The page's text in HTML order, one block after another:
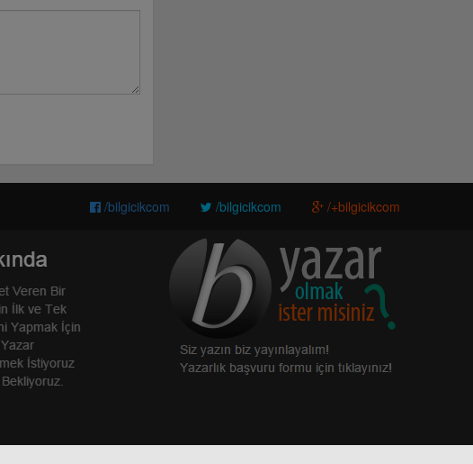
/bilgicikcom /bilgicikcom /+bilgicikcom